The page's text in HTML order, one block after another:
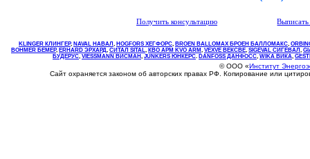
Получить консультацию
KLINGER КЛИНГЕР, NAVAL НАВАЛ , НOGFORS ХЕГФОРС, BROEN BALLOMAX БРОЕН БАЛЛОМАКС,
BOHMER БЕМЕР, ERHARD ЭРХАРД, СИТАЛ SITAL, КВО АРМ KVO ARM, VEXVE ВЕКСВЕ, SIGEVAL СИГЕВАЛ ,
БУДЕРУС, VIESSMANN ВИСМАН , JUNKERS ЮНКЕРС. DANFOSS ДАНФОСС, WIKA ВИКА,
© ООО «Институт
Сайт охраняется законом об авторских правах РФ. Копирование или